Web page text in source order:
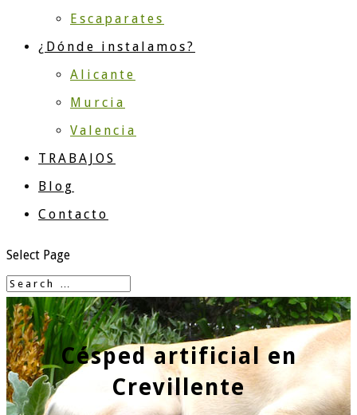
Escaparates
¿Dónde instalamos?
Alicante
Murcia
Valencia
TRABAJOS
Blog
Contacto
Select Page
Césped artificial en
Crevillente